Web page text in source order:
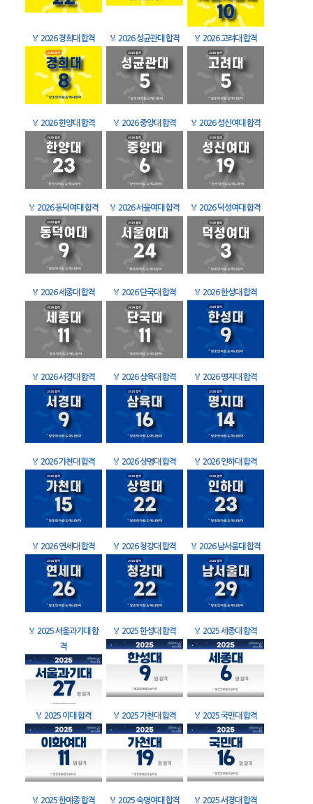
🏅 2026 경희대 합격 🏅 2026 성균관대 합격 🏅 2026 고려대 합격
🏅 2026 한양대 합격 🏅 2026 중앙대 합격 🏅 2026 성신여대 합격
🏅 2026 동덕여대 합격 🏅 2026 서울여대 합격 🏅 2026 덕성여대 합격
🏅 2026 세종대 합격 🏅 2026 단국대 합격 🏅 2026 한성대 합격
🏅 2026 서경대 합격 🏅 2026 삼육대 합격 🏅 2026 명지대 합격
🏅 2026 가천대 합격 🏅 2026 상명대 합격 🏅 2026 인하대 합격
🏅 2026 연세대 합격 🏅 2026 청강대 합격 🏅 2026 남서울대 합격
🏅 2025 서울과기대 합
격
🏅 2025 한성대 합격 🏅 2025 세종대 합격
🏅 2025 이대 합격 🏅 2025 가천대 합격 🏅 2025 국민대 합격
🏅 2025 한예종 합격 🏅 2025 숙명여대 합격 🏅 2025 서경대 합격